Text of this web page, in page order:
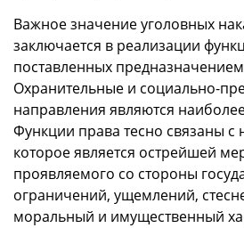
Важное значение уголовных
заключается в реализации
поставленных
Охранительные и социально-
направления являются
Функции права тесно связаны с
которое является острейшей
проявляемого со стороны
ограничений, ущемлений,
моральный и имущественный